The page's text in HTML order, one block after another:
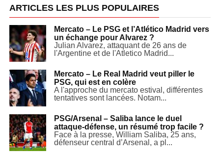
ARTICLES LES PLUS POPULAIRES
Mercato – Le PSG et l’Atlético Madrid vers
un échange pour Alvarez ?
Julian Alvarez, attaquant de 26 ans de
l'Argentine et de l'Atletico Madrid...
Mercato – Le Real Madrid veut piller le
PSG, qui est en colère
A l'approche du mercato estival, différentes
tentatives sont lancées. Notam...
PSG/Arsenal – Saliba lance le duel
attaque-défense, un résumé trop facile ?
Face à la presse, William Saliba, 25 ans,
défenseur central d’Arsenal, a pl...